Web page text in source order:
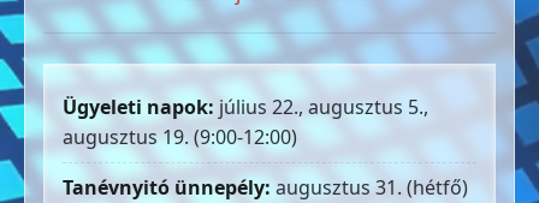
Ügyeleti napok: július 22., augusztus 5.,
augusztus 19. (9:00-12:00)
Tanévnyitó ünnepély: augusztus 31. (hétfő)